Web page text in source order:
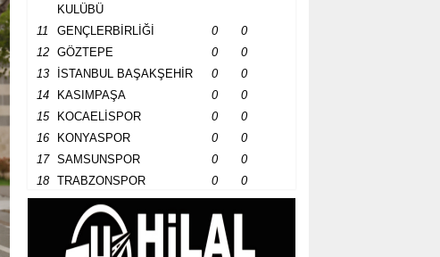
KULÜBÜ
11 GENÇLERBİRLİĞİ 0
0
12
GÖZTEPE 0
0
13
İSTANBUL BAŞAKŞEHİR 0
0
14
KASIMPAŞA 0
0
15
KOCAELİSPOR 0
0
16
KONYASPOR 0
0
17
SAMSUNSPOR 0
0
18
TRABZONSPOR 0 0